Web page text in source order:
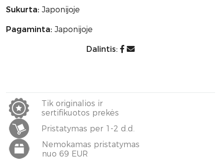
Sukurta: Japonijoje
Pagaminta: Japonijoje
Dalintis:
Tik originalios ir
sertifikuotos prekės
Pristatymas per 1-2 d.d.
Nemokamas pristatymas
nuo 69 EUR